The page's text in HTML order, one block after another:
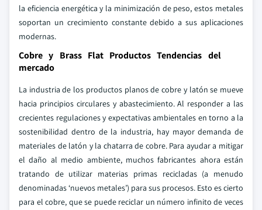
la eficiencia energética y la minimización de peso, estos metales
soportan un crecimiento constante debido a sus aplicaciones
modernas.
Cobre y Brass Flat Productos Tendencias del
mercado
La industria de los productos planos de cobre y latón se mueve
hacia principios circulares y abastecimiento. Al responder a las
crecientes regulaciones y expectativas ambientales en torno a la
sostenibilidad dentro de la industria, hay mayor demanda de
materiales de latón y la chatarra de cobre. Para ayudar a mitigar
el daño al medio ambiente, muchos fabricantes ahora están
tratando de utilizar materias primas recicladas (a menudo
denominadas ‘nuevos metales’) para sus procesos. Esto es cierto
para el cobre, que se puede reciclar un número infinito de veces